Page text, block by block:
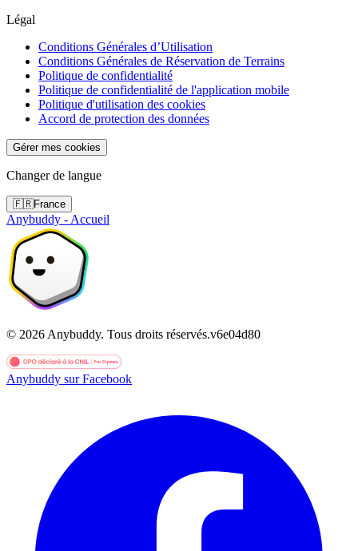
Légal
Conditions Générales d’Utilisation
Conditions Générales de Réservation de Terrains
Politique de confidentialité
Politique de confidentialité de l'application mobile
Politique d'utilisation des cookies
Accord de protection des données
Gérer mes cookies
Changer de langue
🇫🇷France
Anybuddy - Accueil
© 2026 Anybuddy. Tous droits réservés.v6e04d80
Anybuddy sur Facebook